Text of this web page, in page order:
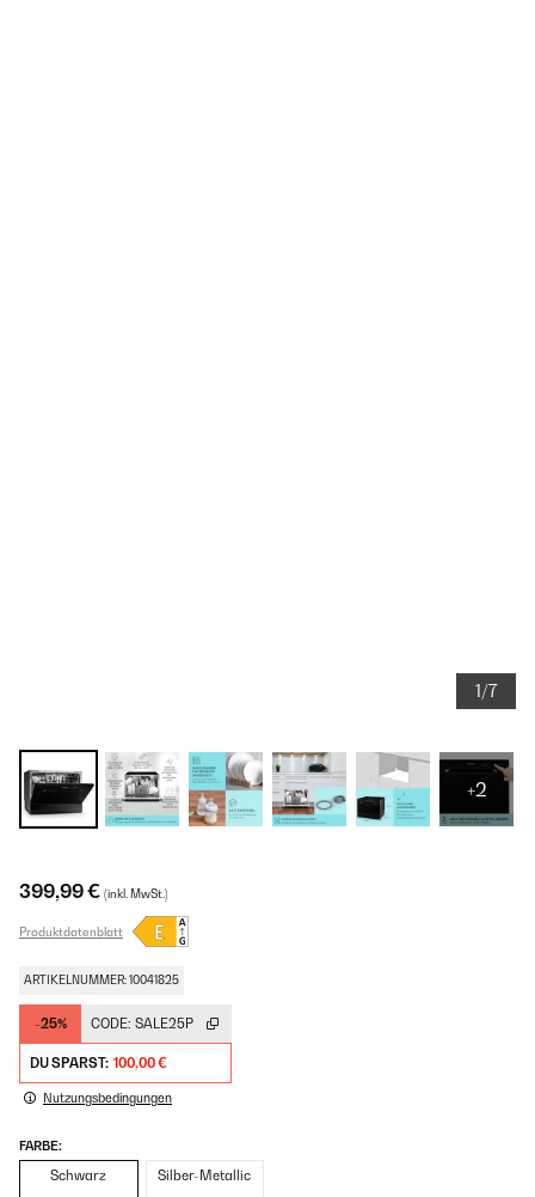
1/7
+2
399,99 € (inkl. MwSt.)
Produktdatenblatt
ARTIKELNUMMER: 10041825
-25% CODE: SALE25P
DU SPARST: 100,00 €
Nutzungsbedingungen
FARBE:
Schwarz Silber-Metallic